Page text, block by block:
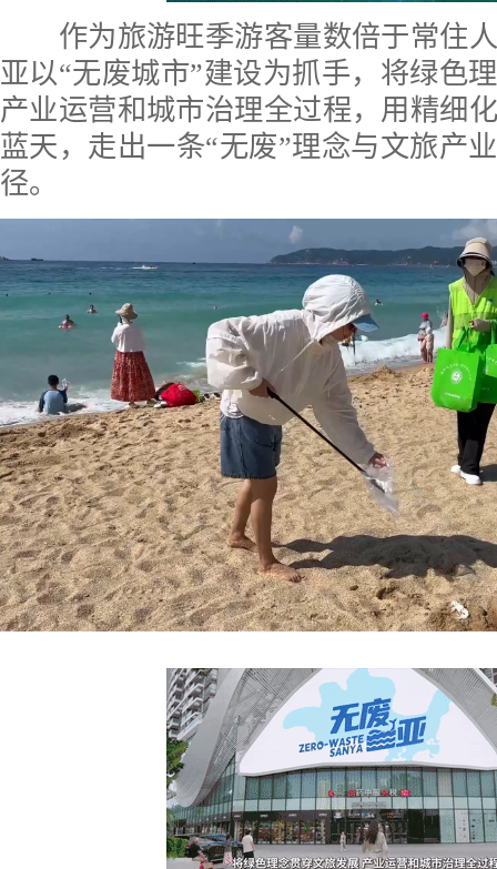
作为旅游旺季游客量数倍于常住人
亚以“无废城市”建设为抓手，将绿色
产业运营和城市治理全过程，用精细
蓝天，走出一条“无废”理念与文旅产
径。